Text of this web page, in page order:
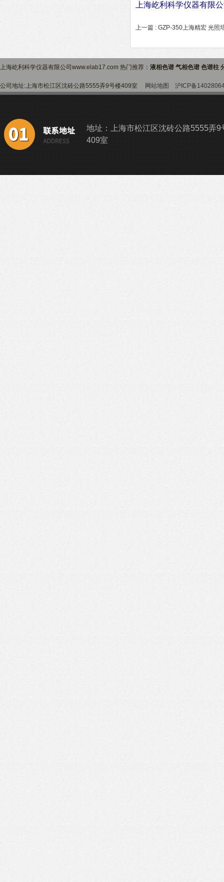
上海屹利科学仪器有限
上一篇 : GZP-350上海精宏 光照
上海屹利科学仪器有限公司www.elab17.com 热门推荐： 液相色谱 气相色谱 色谱柱
公司地址:上海市松江区沈砖公路5555弄9号楼409室 网站地图 沪ICP备
地址：上海市松江区沈砖公路5555弄9
409室